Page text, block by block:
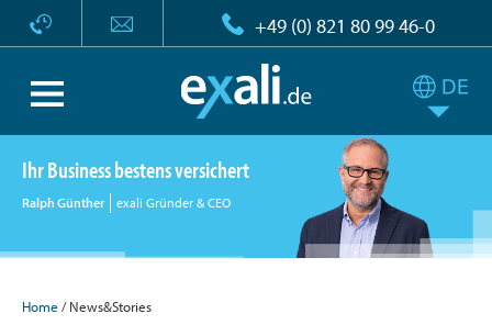
+49 (0) 821 80 99 46-0
Ihr Business bestens versichert
Ralph Günther exali Gründer & CEO
Home / News&Stories